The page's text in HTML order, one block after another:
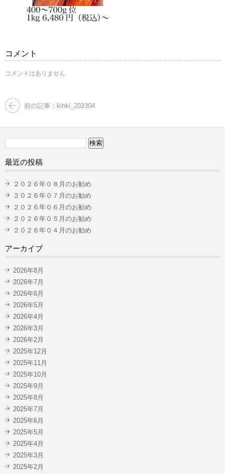
コメント
コメントはありません
前の記事：kinki_202304
最近の投稿
２０２６年０８月のお勧め
２０２６年０７月のお勧め
２０２６年０６月のお勧め
２０２６年０５月のお勧め
２０２６年０４月のお勧め
アーカイブ
2026年8月
2026年7月
2026年6月
2026年5月
2026年4月
2026年3月
2026年2月
2025年12月
2025年11月
2025年10月
2025年9月
2025年8月
2025年7月
2025年6月
2025年5月
2025年4月
2025年3月
2025年2月